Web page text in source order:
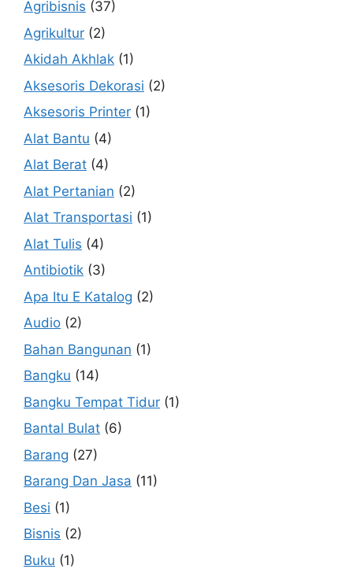
Agribisnis (37)
Agrikultur (2)
Akidah Akhlak (1)
Aksesoris Dekorasi (2)
Aksesoris Printer (1)
Alat Bantu (4)
Alat Berat (4)
Alat Pertanian (2)
Alat Transportasi (1)
Alat Tulis (4)
Antibiotik (3)
Apa Itu E Katalog (2)
Audio (2)
Bahan Bangunan (1)
Bangku (14)
Bangku Tempat Tidur (1)
Bantal Bulat (6)
Barang (27)
Barang Dan Jasa (11)
Besi (1)
Bisnis (2)
Buku (1)